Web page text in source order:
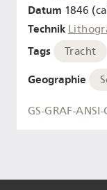
Datum 1846
Technik
Tags Tracht
Geographie
GS-GRAF-ANSI-